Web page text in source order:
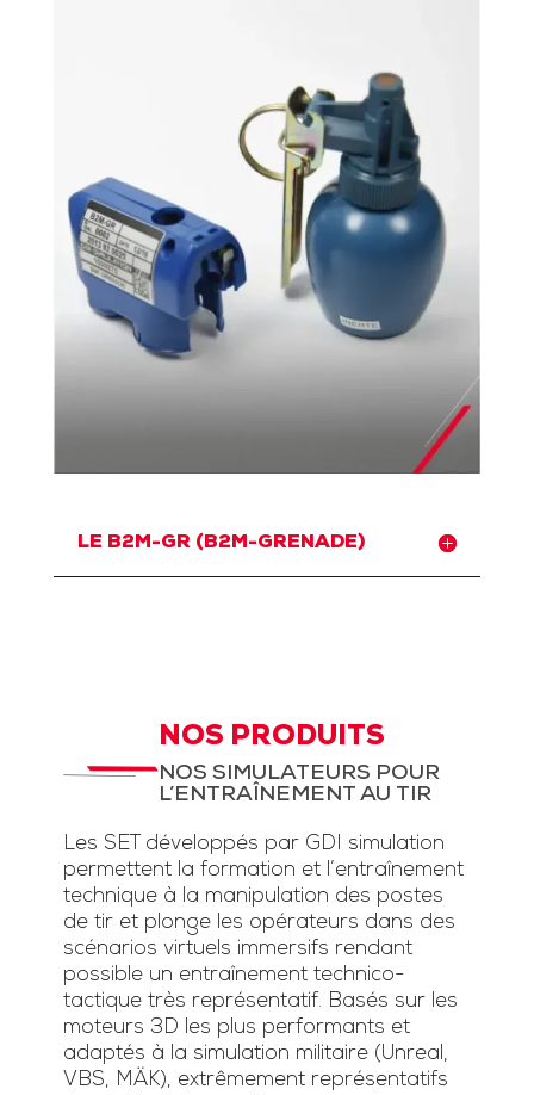
LE B2M-GR (B2M-GRENADE)
NOS PRODUITS
NOS SIMULATEURS POUR
L’ENTRAÎNEMENT AU TIR
Les SET développés par GDI simulation
permettent la formation et l’entraînement
technique à la manipulation des postes
de tir et plonge les opérateurs dans des
scénarios virtuels immersifs rendant
possible un entraînement technico-
tactique très représentatif. Basés sur les
moteurs 3D les plus performants et
adaptés à la simulation militaire (Unreal,
VBS, MÄK), extrêmement représentatifs